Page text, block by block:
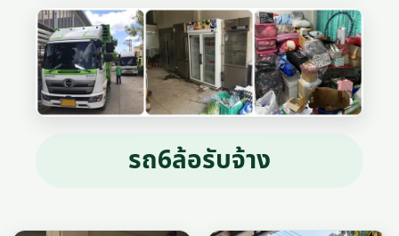
รถ6ล้อรับจ้าง